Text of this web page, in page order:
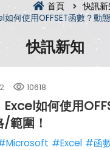
首頁 快訊新
如何使用OFFSET函數？動
快訊新知
10618
Excel如何使用
範圍！
#Excel #函